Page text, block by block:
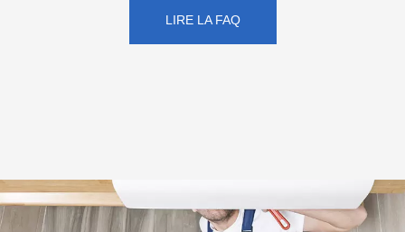
LIRE LA FAQ